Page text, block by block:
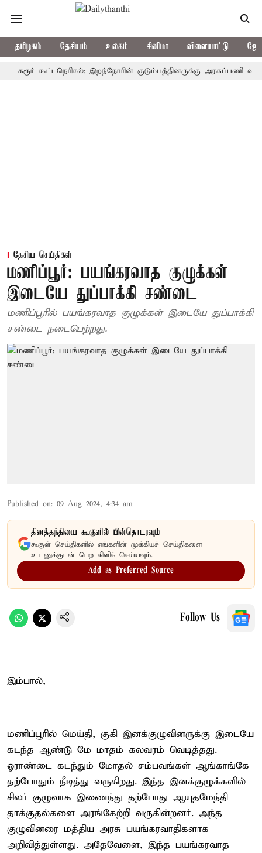
தமிழகம் தேசியம் உலகம் சினிமா விளையாட்டு
கூட்டநெரிசல்: இறந்தோரின் குடும்பத்தினருக்கு அரசுப்பணி வழக்கு;
தேசிய செய்திகள்
மணிப்பூர்: பயங்கரவாத குழுக்கள்
இடையே துப்பாக்கி சண்டை
மணிப்பூரில் பயங்கரவாத குழுக்கள் இடையே துப்பாக்கி
சண்டை நடைபெற்றது.
Published on: 09 Aug 2024, 4:34 am
தினத்தந்தியை கூகுளில் பின்தொடரவும்
கூகுள் செய்திகளில் எங்களின் முக்கியச் செய்திகளை
உடனுக்குடன் பெற கிளிக் செய்யவும்.
Add as Preferred Source
Follow Us
இம்பால்,
மணிப்பூரில் மெய்தி, குகி இனக்குழுவினருக்கு இடையே
கடந்த ஆண்டு மே மாதம் கலவரம் வெடித்தது.
ஓராண்டை கடந்தும் மோதல் சம்பவங்கள் ஆங்காங்கே
தற்போதும் நீடித்து வருகிறது. இந்த இனக்குழுக்களில்
சிலர் குழுவாக இணைந்து தற்போது ஆயுதமேந்தி
தாக்குதல்களை அரங்கேற்றி வருகின்றனர். அந்த
குழுவினரை மத்திய அரசு பயங்கரவாதிகளாக
அறிவித்துள்ளது. அதேவேளை, இந்த பயங்கரவாத